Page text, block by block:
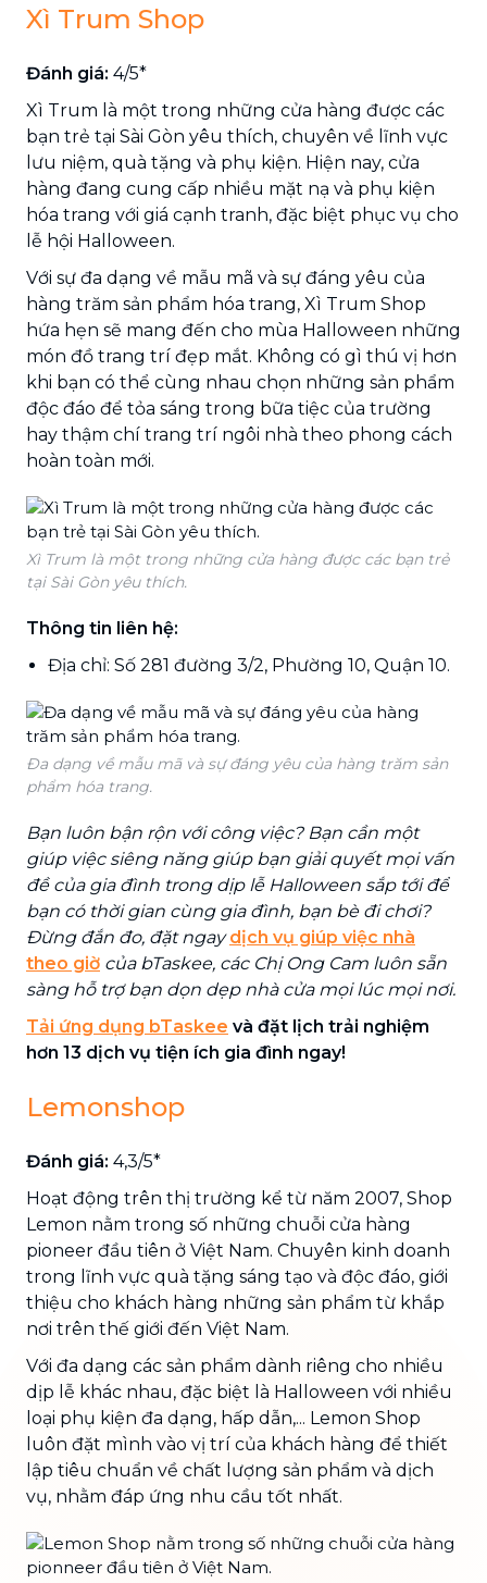
Xì Trum Shop
Đánh giá: 4/5*
Xì Trum là một trong những cửa hàng được các
bạn trẻ tại Sài Gòn yêu thích, chuyên về lĩnh vực
lưu niệm, quà tặng và phụ kiện. Hiện nay, cửa
hàng đang cung cấp nhiều mặt nạ và phụ kiện
hóa trang với giá cạnh tranh, đặc biệt phục vụ cho
lễ hội Halloween.
Với sự đa dạng về mẫu mã và sự đáng yêu của
hàng trăm sản phẩm hóa trang, Xì Trum Shop
hứa hẹn sẽ mang đến cho mùa Halloween những
món đồ trang trí đẹp mắt. Không có gì thú vị hơn
khi bạn có thể cùng nhau chọn những sản phẩm
độc đáo để tỏa sáng trong bữa tiệc của trường
hay thậm chí trang trí ngôi nhà theo phong cách
hoàn toàn mới.
Xì Trum là một trong những cửa hàng được các bạn trẻ
tại Sài Gòn yêu thích.
Thông tin liên hệ:
Địa chỉ: Số 281 đường 3/2, Phường 10, Quận 10.
Đa dạng về mẫu mã và sự đáng yêu của hàng trăm sản
phẩm hóa trang.
Bạn luôn bận rộn với công việc? Bạn cần một
giúp việc siêng năng giúp bạn giải quyết mọi vấn
đề của gia đình trong dịp lễ Halloween sắp tới để
bạn có thời gian cùng gia đình, bạn bè đi chơi?
Đừng đắn đo, đặt ngaydịch vụ giúp việc nhà
theo giờ của bTaskee, các Chị Ong Cam luôn sẵn
sàng hỗ trợ bạn dọn dẹp nhà cửa mọi lúc mọi nơi.
Tải ứng dụng bTaskee và đặt lịch trải nghiệm
hơn 13 dịch vụ tiện ích gia đình ngay!
Lemonshop
Đánh giá: 4,3/5*
Hoạt động trên thị trường kể từ năm 2007, Shop
Lemon nằm trong số những chuỗi cửa hàng
pioneer đầu tiên ở Việt Nam. Chuyên kinh doanh
trong lĩnh vực quà tặng sáng tạo và độc đáo, giới
thiệu cho khách hàng những sản phẩm từ khắp
nơi trên thế giới đến Việt Nam.
Với đa dạng các sản phẩm dành riêng cho nhiều
dịp lễ khác nhau, đặc biệt là Halloween với nhiều
loại phụ kiện đa dạng, hấp dẫn,... Lemon Shop
luôn đặt mình vào vị trí của khách hàng để thiết
lập tiêu chuẩn về chất lượng sản phẩm và dịch
vụ, nhằm đáp ứng nhu cầu tốt nhất.